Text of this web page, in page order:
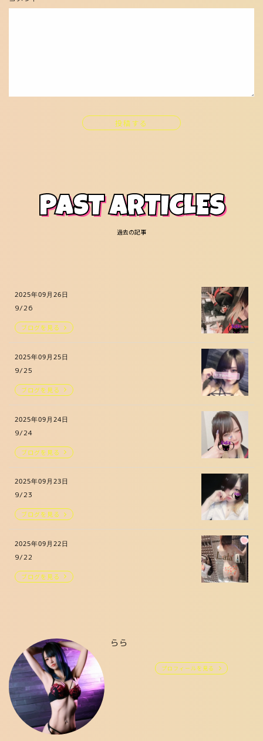
投稿する
PAST ARTICLES
過去の記事
2025年09月26日
9/26
ブログを見る
2025年09月25日
9/25
ブログを見る
2025年09月24日
9/24
ブログを見る
2025年09月23日
9/23
ブログを見る
2025年09月22日
9/22
ブログを見る
らら
プロフィールを見る